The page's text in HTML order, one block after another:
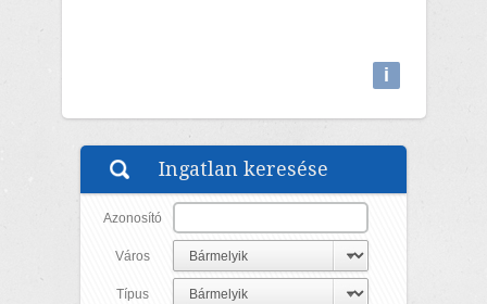
i
Ingatlan keresése
Azonosító
Város
Típus